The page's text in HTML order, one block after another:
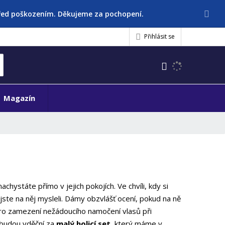
poškozením. Děkujeme za pochopení.
Přihlásit se
l
e
n
a
j
Magazín
přímo v jejich pokojích. Ve chvíli, kdy si
na něj mysleli. Dámy obzvlášť ocení, pokud na ně
zamezení nežádoucího namočení vlasů při